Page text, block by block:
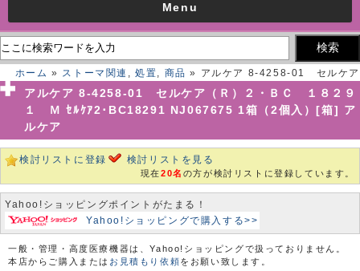
Menu
ホーム » ストーマ関連 ,処置, 商品 » アルケア 8-4258-01 セルケア
（Ｒ）２・ＢＣ １８２９１ Ｍ ｾﾙｹｱ2･BC18291 NJ067675 1箱（2
個入）[箱] アルケア
アルケア 8-4258-01 セルケア（Ｒ）２・ＢＣ １８２９
１ Ｍ ｾﾙｹｱ2･BC18291 NJ067675 1箱（2個入）[箱] ア
ルケア
検討リストに登録 検討リストを見る
現在20名 の方が検討リストに登録しています。
Yahoo!ショッピングポイントがたまる！
Yahoo!ショッピングで購入する>>
一般・管理・高度医療機器は、Yahoo!ショッピングで扱っておりません。
本店からご購入または お見積もり依頼をお願い致します。